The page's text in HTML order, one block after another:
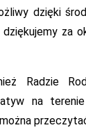
dzięki
za
Radzie
na